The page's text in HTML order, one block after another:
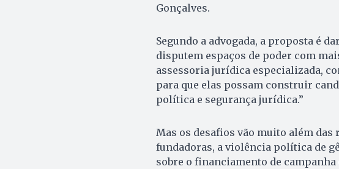
Gonçalves.
Segundo a advogada, a proposta é
disputem espaços de poder com
assessoria jurídica especializada,
para que elas possam construir
política e segurança jurídica.”
Mas os desafios vão muito além
fundadoras, a violência política de
sobre o financiamento de